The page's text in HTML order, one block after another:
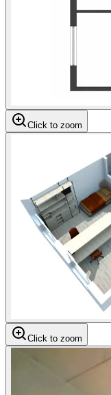
Click to zoom
Click to zoom